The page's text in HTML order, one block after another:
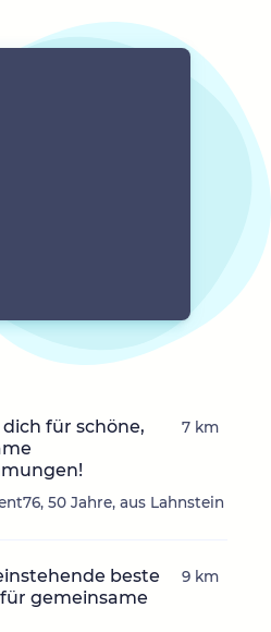
dich für schöne,
50 Jahre, aus Lahnstein
7 km
beste
gemeinsame
9 km